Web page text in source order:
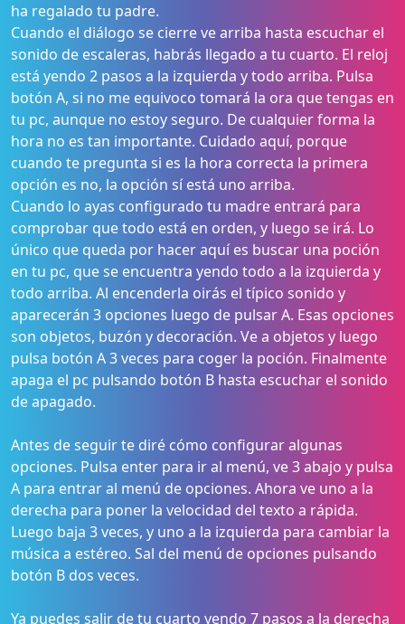
ha regalado tu padre.
Cuando el diálogo se cierre ve arriba hasta escuchar el
sonido de escaleras, habrás llegado a tu cuarto. El reloj
está yendo 2 pasos a la izquierda y todo arriba. Pulsa
botón A, si no me equivoco tomará la ora que tengas en
tu pc, aunque no estoy seguro. De cualquier forma la
hora no es tan importante. Cuidado aquí, porque
cuando te pregunta si es la hora correcta la primera
opción es no, la opción sí está uno arriba.
Cuando lo ayas configurado tu madre entrará para
comprobar que todo está en orden, y luego se irá. Lo
único que queda por hacer aquí es buscar una poción
en tu pc, que se encuentra yendo todo a la izquierda y
todo arriba. Al encenderla oirás el típico sonido y
aparecerán 3 opciones luego de pulsar A. Esas opciones
son objetos, buzón y decoración. Ve a objetos y luego
pulsa botón A 3 veces para coger la poción. Finalmente
apaga el pc pulsando botón B hasta escuchar el sonido
de apagado.
Antes de seguir te diré cómo configurar algunas
opciones. Pulsa enter para ir al menú, ve 3 abajo y pulsa
A para entrar al menú de opciones. Ahora ve uno a la
derecha para poner la velocidad del texto a rápida.
Luego baja 3 veces, y uno a la izquierda para cambiar la
música a estéreo. Sal del menú de opciones pulsando
botón B dos veces.
Ya puedes salir de tu cuarto yendo 7 pasos a la derecha